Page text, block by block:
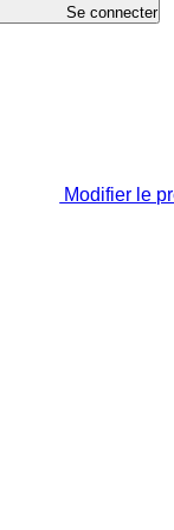
Se connecter
Modifier le